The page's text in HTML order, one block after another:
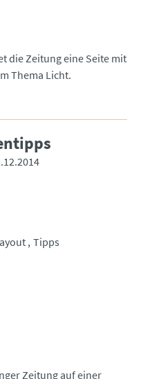
die Zeitung eine Seite mit
Thema Licht.
Tipps
Zeitung auf einer